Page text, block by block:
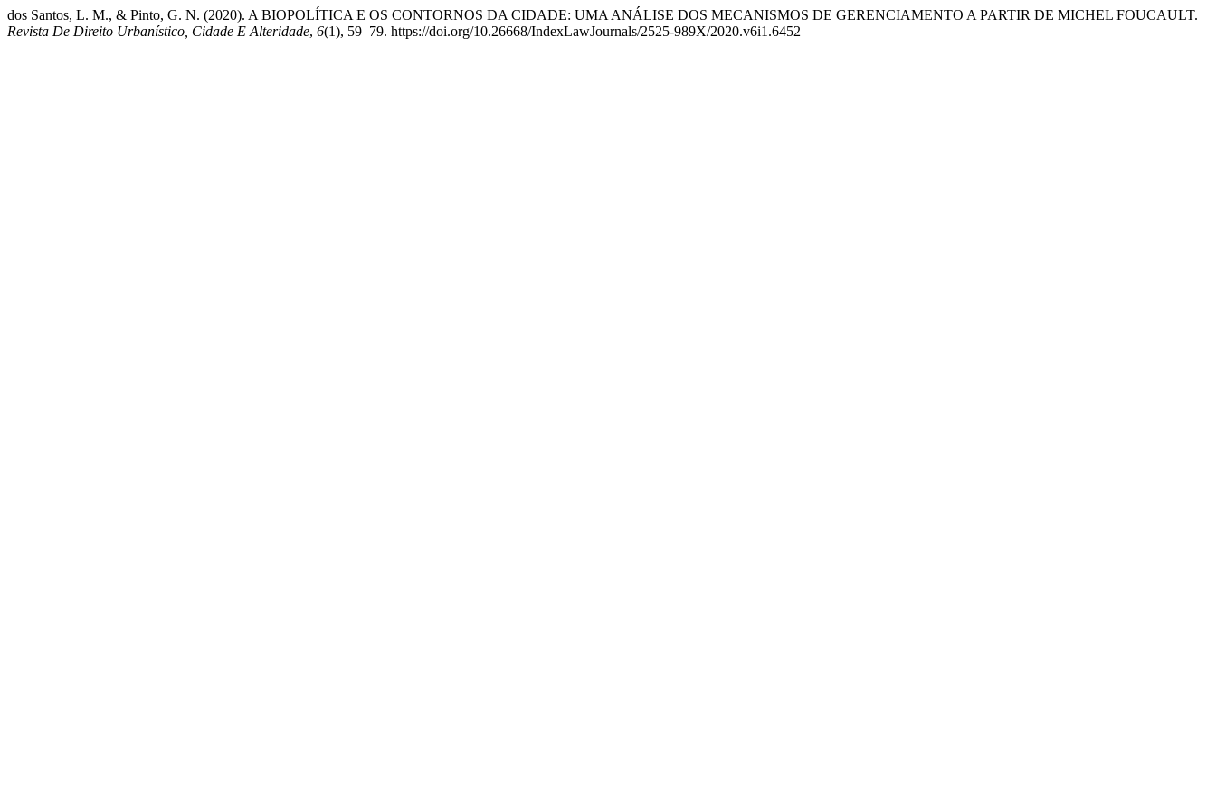
dos Santos, L. M., & Pinto, G. N. (2020). A BIOPOLÍTICA E OS CONTORNOS DA CIDADE: UMA ANÁLISE DOS MECANISMOS DE GERENCIAMENTO A PARTIR DE MICHEL FOUCAULT.
Revista De Direito Urbanístico, Cidade E Alteridade, 6(1), 59–79. https://doi.org/10.26668/IndexLawJournals/2525-989X/2020.v6i1.6452